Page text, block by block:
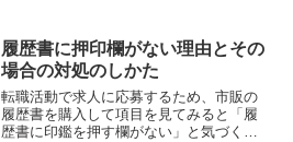
って職務経歴書をつくる方法」を紹介し
ていきます。
履歴書に押印欄がない理由とその
場合の対処のしかた
転職活動で求人に応募するため、市販の
履歴書を購入して項目を見てみると「履
歴書に印鑑を押す欄がない」と気づく方